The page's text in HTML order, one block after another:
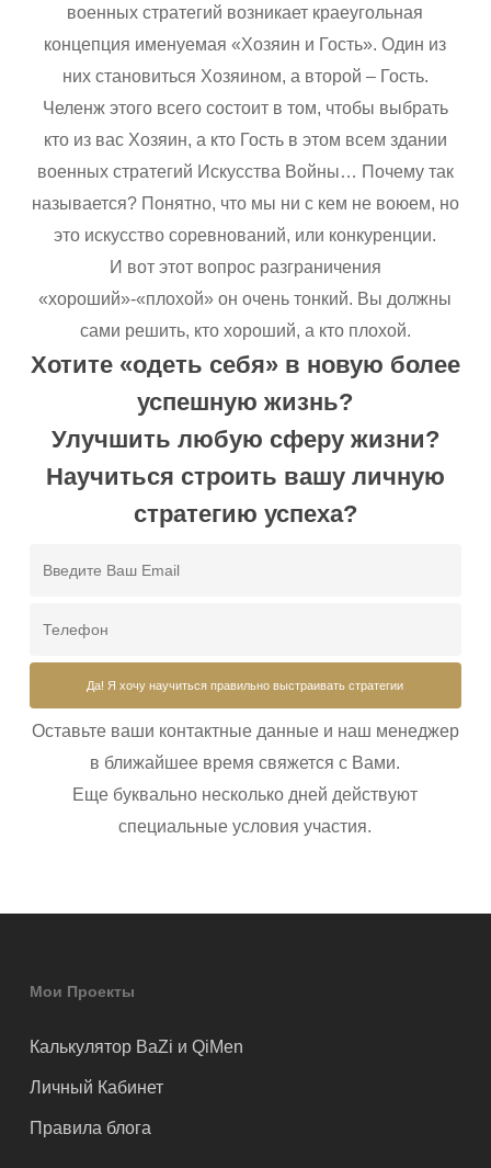
военных стратегий возникает краеугольная
концепция именуемая «Хозяин и Гость». Один из
них становиться Хозяином, а второй – Гость.
Челенж этого всего состоит в том, чтобы выбрать
кто из вас Хозяин, а кто Гость в этом всем здании
военных стратегий Искусства Войны… Почему так
называется? Понятно, что мы ни с кем не воюем, но
это искусство соревнований, или конкуренции.
И вот этот вопрос разграничения
«хороший»-«плохой» он очень тонкий. Вы должны
сами решить, кто хороший, а кто плохой.
Хотите «одеть себя» в новую более
успешную жизнь?
Улучшить любую сферу жизни?
Научиться строить вашу личную
стратегию успеха?
Оставьте ваши контактные данные и наш менеджер
в ближайшее время свяжется с Вами.
Еще буквально несколько дней действуют
специальные условия участия.
Мои Проекты
Калькулятор BaZi и QiMen
Личный Кабинет
Правила блога